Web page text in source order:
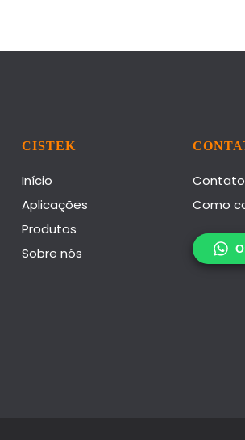
CISTEK
Início
Aplicações
Produtos
Sobre nós
Contato
Como